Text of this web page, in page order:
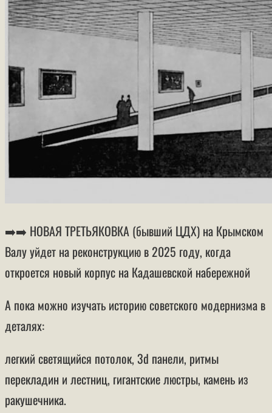
➡️➡️ НОВАЯ ТРЕТЬЯКОВКА (бывший ЦДХ) на Крымском
Валу уйдет на реконструкцию в 2025 году, когда
откроется новый корпус на Кадашевской набережной
А пока можно изучать историю советского модернизма в
деталях:
легкий светящийся потолок, 3d панели, ритмы
перекладин и лестниц, гигантские люстры, камень из
ракушечника.